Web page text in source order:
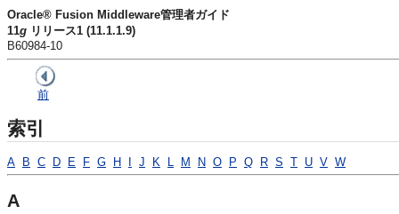
Oracle® Fusion Middleware管理者ガイド
11g リリース1 (11.1.1.9)
B60984-10
前
索引
A B C D E F G H I J K L M N O P Q R S T U V W
A